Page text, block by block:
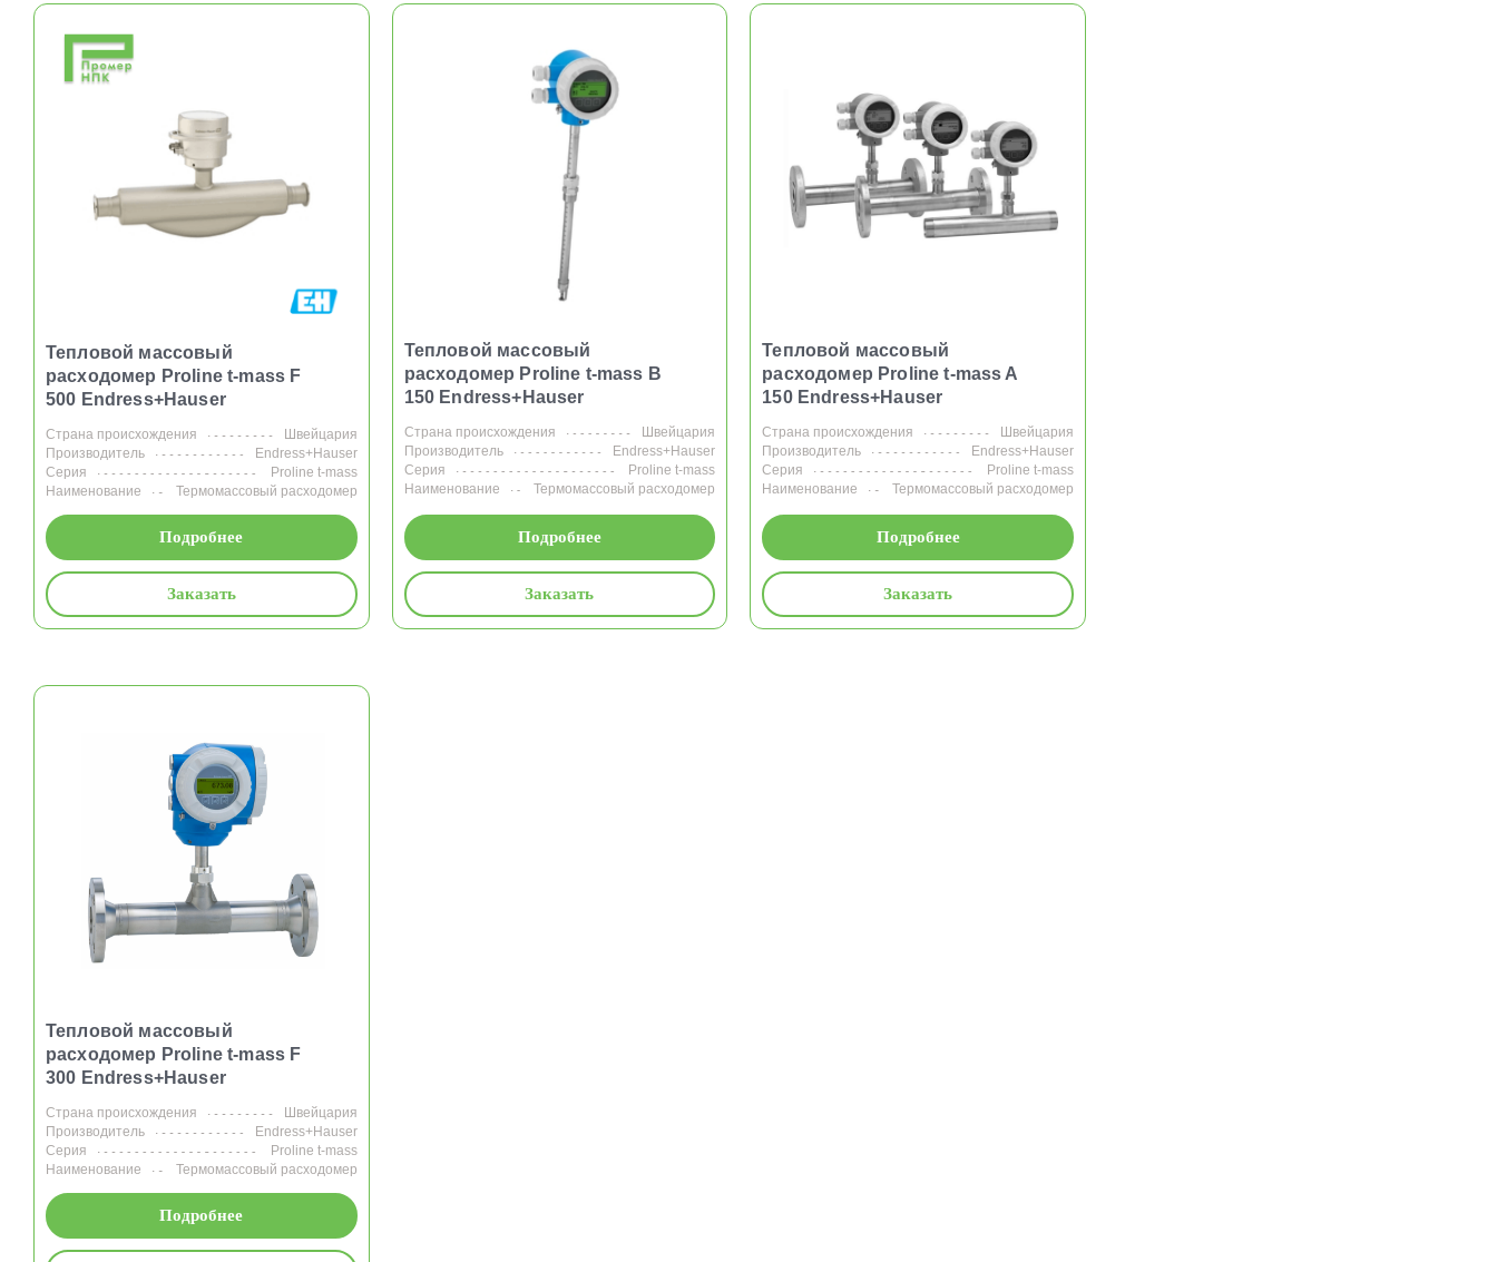
Тепловой массовый
расходомер Proline t-mass F
500 Endress+Hauser
Страна происхождения
Швейцария
Производитель
Endress+Hauser
Серия
Proline t-mass
Наименование
Термомассовый расходомер
Подробнее
Заказать
Тепловой массовый
расходомер Proline t-mass B
150 Endress+Hauser
Страна происхождения
Швейцария
Производитель
Endress+Hauser
Серия
Proline t-mass
Наименование
Термомассовый расходомер
Подробнее
Заказать
Тепловой массовый
расходомер Proline t-mass A
150 Endress+Hauser
Страна происхождения
Швейцария
Производитель
Endress+Hauser
Серия
Proline t-mass
Наименование
Термомассовый расходомер
Подробнее
Заказать
Тепловой массовый
расходомер Proline t-mass F
300 Endress+Hauser
Страна происхождения
Швейцария
Производитель
Endress+Hauser
Серия
Proline t-mass
Наименование
Термомассовый расходомер
Подробнее